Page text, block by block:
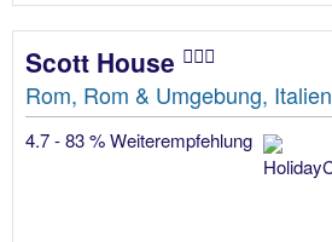
Scott House
Rom, Rom & Umgebung, Italien
4.7 - 83 % Weiterempfehlung